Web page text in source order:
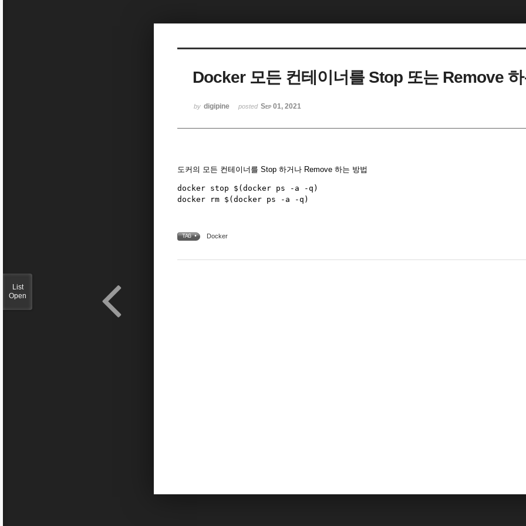
Docker 모든 컨테이너를 Stop 또는 Remove
by digipine posted Sep 01, 2021
도커의 모든 컨테이너를 Stop 하거나 Remove 하는 방법
docker stop $(docker ps -a -q)
TAG • Docker
List
Open
Sketchbook5, 스케치북5
Sketchbook5, 스케치북5